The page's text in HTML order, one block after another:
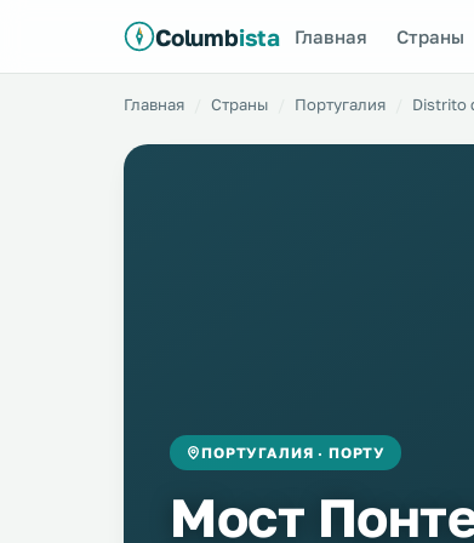
Columbista Главная Страны
Главная Страны Португалия Distrito
ПОРТУГАЛИЯ · ПОРТУ
Мост